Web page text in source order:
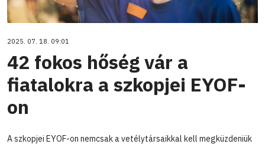
2025. 07. 18. 09:01
42 fokos hőség vár a
fiatalokra a szkopjei EYOF-
on
A szkopjei EYOF-on nemcsak a vetélytársaikkal kell megküzdeniük